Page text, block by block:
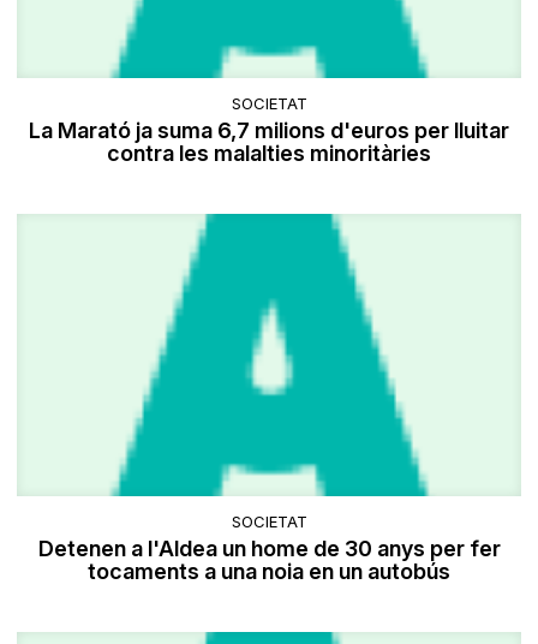
SOCIETAT
La Marató ja suma 6,7 milions d'euros per lluitar
contra les malalties minoritàries
SOCIETAT
Detenen a l'Aldea un home de 30 anys per fer
tocaments a una noia en un autobús